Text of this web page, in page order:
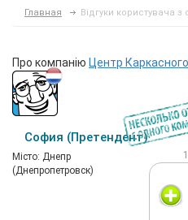
Главная Відгуки користувача
Про компанію Центр
София (Претендент)
Мiсто: Днепр
(Днепропетровск)